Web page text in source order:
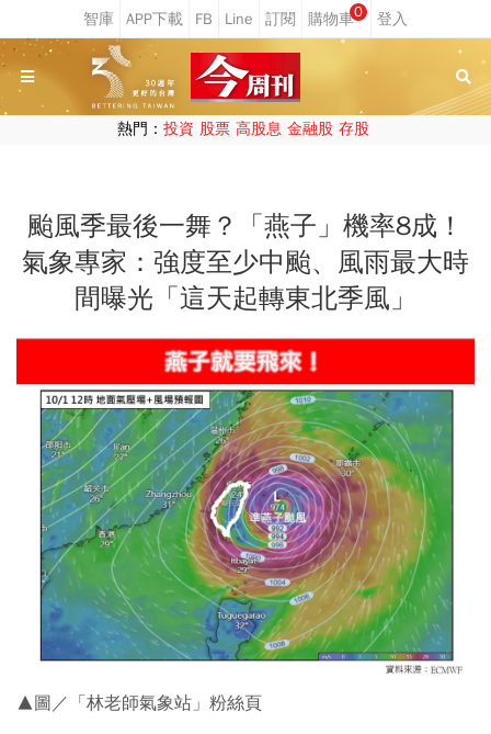
0
熱門： 投資 股票 高股息 金融股 存股
颱風季最後一舞？「燕子」機率8成！
氣象專家：強度至少中颱、風雨最大時
間曝光「這天起轉東北季風」
▲圖／「林老師氣象站」粉絲頁